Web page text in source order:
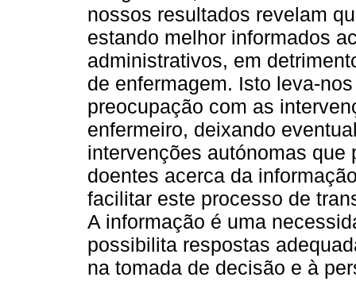
nossos resultados revelam
estando melhor informados
administrativos, em
de enfermagem. Isto leva-
preocupação com as
enfermeiro, deixando
intervenções autónomas que
doentes acerca da
facilitar este processo de
A informação é uma
possibilita respostas
na tomada de decisão e à